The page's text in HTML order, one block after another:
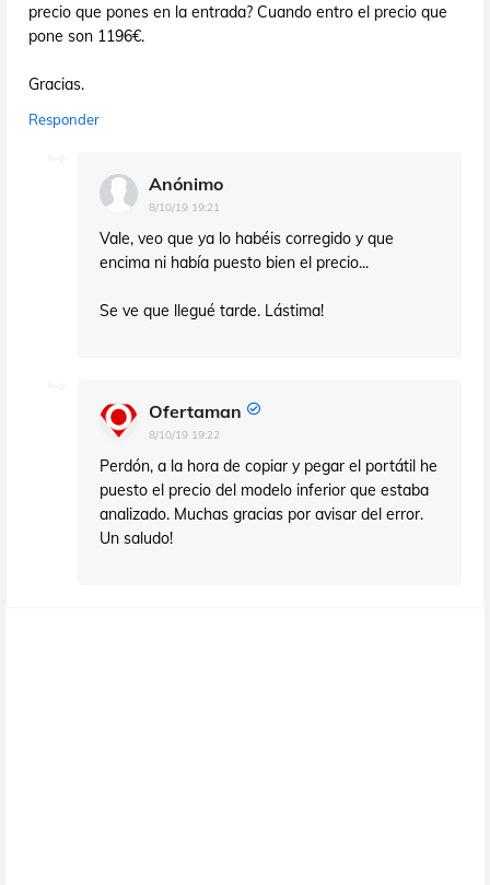
precio que pones en la entrada? Cuando entro el precio que
pone son 1196€.
Gracias.
Responder
Anónimo
8/10/19 19:21
Vale, veo que ya lo habéis corregido y que
encima ni había puesto bien el precio...
Se ve que llegué tarde. Lástima!
Ofertaman
8/10/19 19:22
Perdón, a la hora de copiar y pegar el portátil he
puesto el precio del modelo inferior que estaba
analizado. Muchas gracias por avisar del error.
Un saludo!